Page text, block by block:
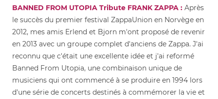
BANNED FROM UTOPIA Tribute FRANK ZAPPA : Après
le succès du premier festival ZappaUnion en Norvège en
2012, mes amis Erlend et Bjorn m'ont proposé de revenir
en 2013 avec un groupe complet d'anciens de Zappa. J'ai
reconnu que c'était une excellente idée et j'ai reformé
Banned From Utopia, une combinaison unique de
musiciens qui ont commencé à se produire en 1994 lors
d'une série de concerts destinés à commémorer la vie et